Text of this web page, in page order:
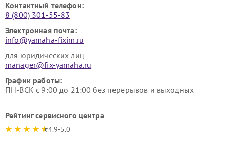
Контактный телефон:
8 (800) 301-55-83
Электронная почта:
info@yamaha-fixim.ru
для юридических лиц
manager@fix-yamaha.ru
График работы:
ПН-ВСК с 9:00 до 21:00 без перерывов и выходных
Рейтинг сервисного центра
4.9-5.0